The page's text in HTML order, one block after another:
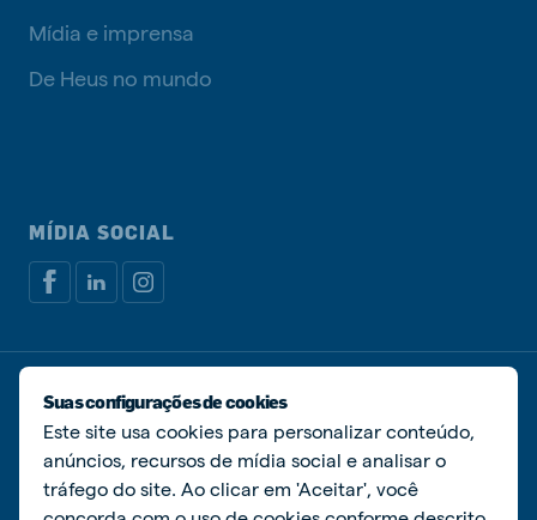
Suas configurações de cookies
Este site usa cookies para personalizar conteúdo,
anúncios, recursos de mídia social e analisar o
tráfego do site. Ao clicar em 'Aceitar', você
Mídia e imprensa
De Heus no mundo
MÍDIA SOCIAL
Política de privacidadePolítica de cookies
Gerenciar cookies
© De Heus Nutrição Animal